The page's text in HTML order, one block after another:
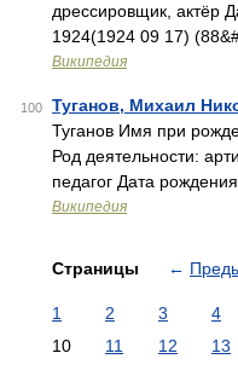
дрессировщик, актёр
1924(1924 09 17)
Википедия
100 Туганов, Михаил
Туганов Имя при
Род деятельности:
педагог Дата
Википедия
Страницы ←
1 2 3 4
10
11 12 13